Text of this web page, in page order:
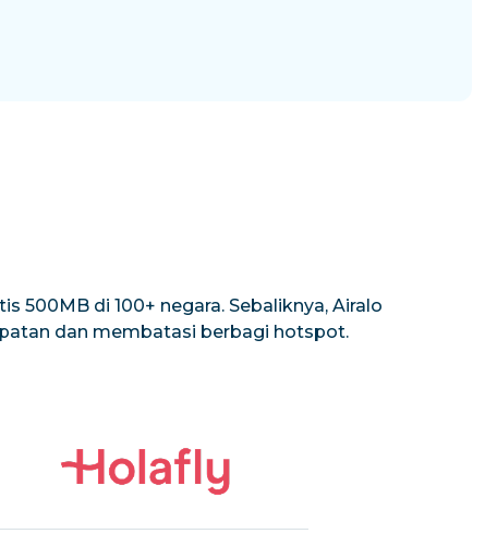
500MB di 100+ negara. Sebaliknya, Airalo
dan membatasi berbagi hotspot.